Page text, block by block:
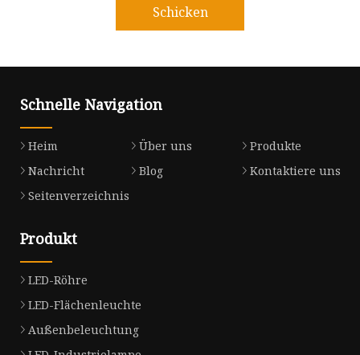
Schicken
Schnelle Navigation
Heim Über uns
Produkte
Nachricht
Blog
Kontaktiere uns
Seitenverzeichnis
Produkt
LED-Röhre
LED-Flächenleuchte
Außenbeleuchtung